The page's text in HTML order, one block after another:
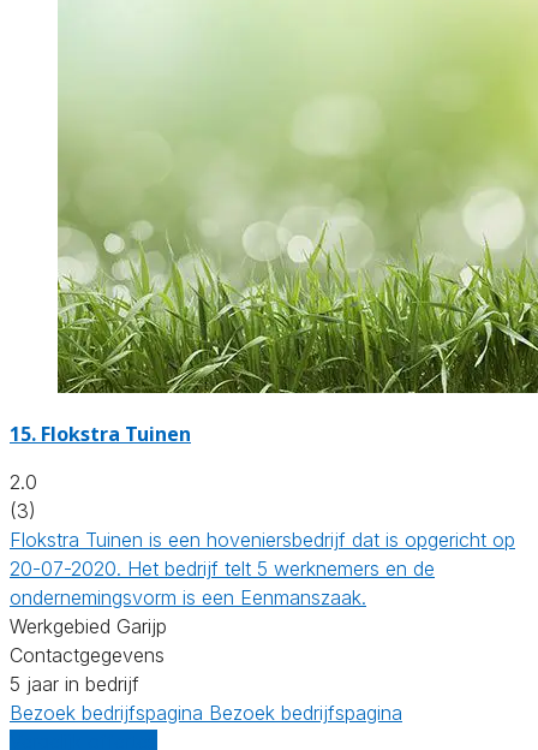
15. Flokstra Tuinen
2.0
(3)
Flokstra Tuinen is een hoveniersbedrijf dat is opgericht op
20-07-2020. Het bedrijf telt 5 werknemers en de
ondernemingsvorm is een Eenmanszaak.
Werkgebied Garijp
Contactgegevens
5 jaar in bedrijf
Bezoek bedrijfspagina Bezoek bedrijfspagina